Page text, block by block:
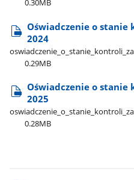
0.30MB
Oświadczenie o stanie
2024
0.29MB
Oświadczenie o stanie
2025
0.28MB